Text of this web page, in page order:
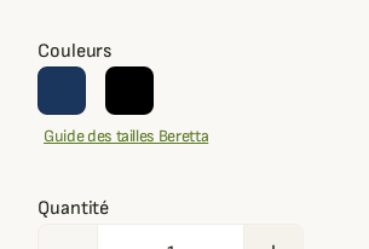
Couleurs
Guide des tailles Beretta
Quantité